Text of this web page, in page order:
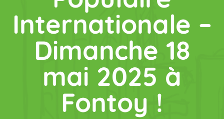
Internationale –
Dimanche 18
mai 2025 à
Fontoy !